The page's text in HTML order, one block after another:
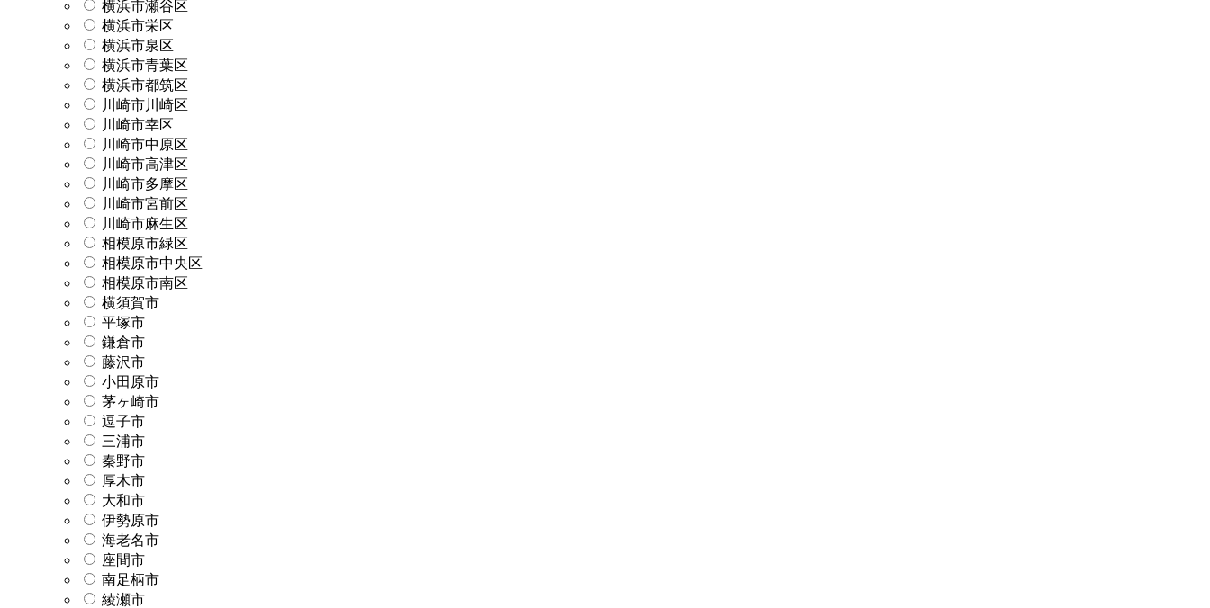
横浜市瀬谷区
横浜市栄区
横浜市泉区
横浜市青葉区
横浜市都筑区
川崎市川崎区
川崎市幸区
川崎市中原区
川崎市高津区
川崎市多摩区
川崎市宮前区
川崎市麻生区
相模原市緑区
相模原市中央区
相模原市南区
横須賀市
平塚市
鎌倉市
藤沢市
小田原市
茅ヶ崎市
逗子市
三浦市
秦野市
厚木市
大和市
伊勢原市
海老名市
座間市
南足柄市
綾瀬市